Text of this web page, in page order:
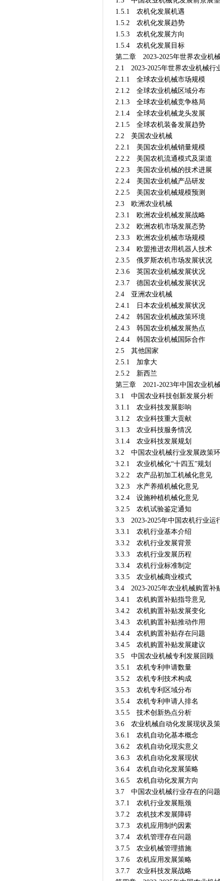
1.5.1 农机化发展机遇
1.5.2 农机化发展趋势
1.5.3 农机化发展方向
1.5.4 农机化发展目标
第二章 2023-2025年世界农业机
2.1 2023-2025年世界农业机械行
2.1.1 全球农业机械市场规模
2.1.2 全球农业机械区域分布
2.1.3 全球农业机械竞争格局
2.1.4 全球农业机械龙头发展
2.1.5 全球农机装备发展趋势
2.2 美国农业机械
2.2.1 美国农业机械销量规模
2.2.2 美国农机流通模式及渠道
2.2.3 美国农业机械的技术进展
2.2.4 美国农业机械产品研发
2.2.5 美国农业机械规模预测
2.3 欧洲农业机械
2.3.1 欧洲农业机械发展战略
2.3.2 欧洲农机市场发展态势
2.3.3 欧洲农业机械市场规模
2.3.4 欧盟推进农用机器人技术
2.3.5 俄罗斯农机市场发展状况
2.3.6 英国农业机械发展状况
2.3.7 德国农业机械发展状况
2.4 亚洲农业机械
2.4.1 日本农业机械发展状况
2.4.2 韩国农业机械政策环境
2.4.3 韩国农业机械发展热点
2.4.4 韩国农业机械国际合作
2.5 其他国家
2.5.1 加拿大
2.5.2 新西兰
第三章 2021-2023年中国农业机
3.1 中国农业科技创新发展分析
3.1.1 农业科技发展影响
3.1.2 农业科技重大贡献
3.1.3 农业科技服务情况
3.1.4 农业科技发展规划
3.2 中国农业机械行业发展政策
3.2.1 农业机械化“十四五”规划
3.2.2 农产品初加工机械化意见
3.2.3 水产养殖机械化意见
3.2.4 设施种植机械化意见
3.2.5 农机试验鉴定通知
3.3 2023-2025年中国农机行业运
3.3.1 农机行业基本介绍
3.3.2 农机行业发展背景
3.3.3 农机行业发展历程
3.3.4 农机行业标准制定
3.3.5 农业机械商业模式
3.4 2023-2025年农业机械购置补
3.4.1 农机购置补贴指导意见
3.4.2 农机购置补贴发展变化
3.4.3 农机购置补贴推动作用
3.4.4 农机购置补贴存在问题
3.4.5 农机购置补贴发展建议
3.5 中国农业机械专利发展回顾
3.5.1 农机专利申请数量
3.5.2 农机专利技术构成
3.5.3 农机专利区域分布
3.5.4 农机专利申请人排名
3.5.5 技术创新热点分析
3.6 农业机械自动化发展现状及
3.6.1 农机自动化基本概念
3.6.2 农机自动化现实意义
3.6.3 农机自动化发展现状
3.6.4 农机自动化发展策略
3.6.5 农机自动化发展方向
3.7 中国农业机械行业存在的问
3.7.1 农机行业发展瓶颈
3.7.2 农机技术发展障碍
3.7.3 农机应用制约因素
3.7.4 农机管理存在问题
3.7.5 农业机械管理措施
3.7.6 农机应用发展策略
3.7.7 农业科技发展战略